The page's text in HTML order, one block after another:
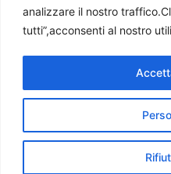
analizzare il nostro
tutti”,acconsenti al nostro
© 2026 Com.It.Es.
presente nel sito è
vietata la riproduzione,
Realizzazione a cura di